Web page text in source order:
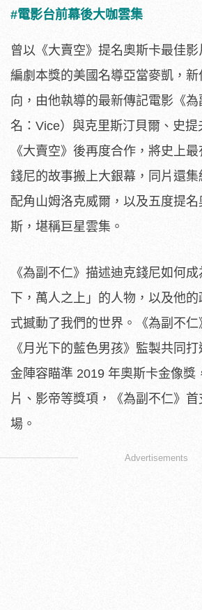
#電影台前幕後大咖雲集
曾以《大賣空》提名奧斯卡最佳影
編劇本獎的美國名導亞當麥凱，
向， 由他執導的最新傳記電影《為
名：Vice） 與克里斯汀貝爾、史
《大賣空》後再度合作， 將史上最
錢尼的故事搬上大銀幕， 同片還
配角山姆洛克威爾， 以及五度提
斯，堪稱巨星雲集。
《為副不仁》 描述迪克錢尼如何
下，萬人之上」的人物， 以及他的
式撼動了我們的世界。《為副不仁
《月光下的藍色男孩》監製共同打
金陣容瞄準 2019 年奧斯卡金像獎
片、影帝等獎項，《為副不仁》 首
場。
Advertisements